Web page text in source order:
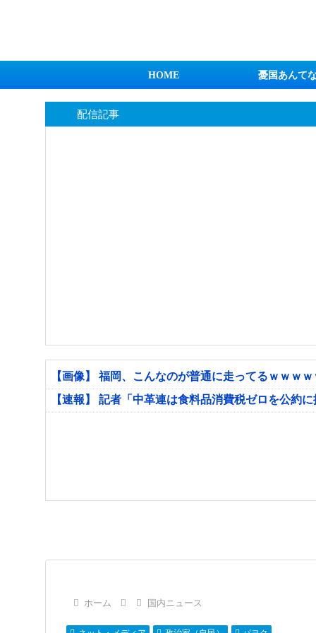
HOME 憂国あんて
配信記事
【画像】 福岡、こんなのが普通に走ってるｗｗｗ
【速報】 記者「中革連は食料品消費税ゼロを公約
ホーム 国内ニュース